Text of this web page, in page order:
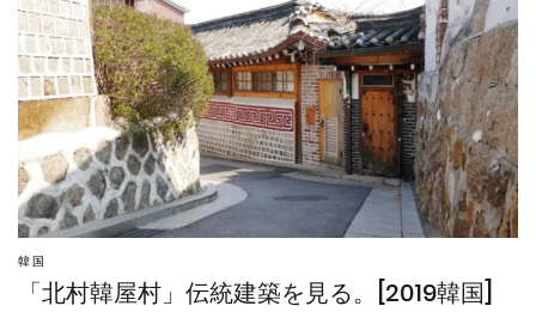
韓国
「北村韓屋村」伝統建築を見る。[2019韓国]